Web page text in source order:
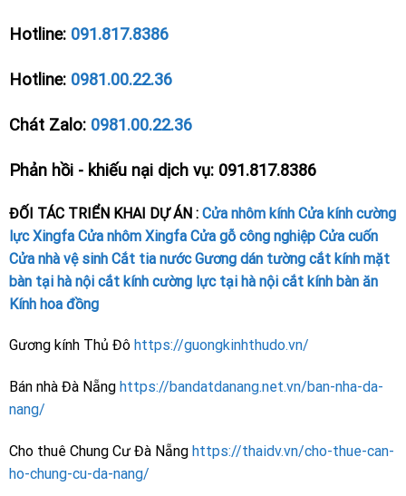
Hotline: 091.817.8386
Hotline: 0981.00.22.36
Chát Zalo: 0981.00.22.36
Phản hồi - khiếu nại dịch vụ: 091.817.8386
ĐỐI TÁC TRIỂN KHAI DỰ ÁN : Cửa nhôm kính Cửa kính cường
lực Xingfa Cửa nhôm Xingfa Cửa gỗ công nghiệp Cửa cuốn
Cửa nhà vệ sinh Cắt tia nước Gương dán tường cắt kính mặt
bàn tại hà nội cắt kính cường lực tại hà nội cắt kính bàn ăn
Kính hoa đồng
Gương kính Thủ Đô https://guongkinhthudo.vn/
Bán nhà Đà Nẵng https://bandatdanang.net.vn/ban-nha-da-
nang/
Cho thuê Chung Cư Đà Nẵng https://thaidv.vn/cho-thue-can-
ho-chung-cu-da-nang/